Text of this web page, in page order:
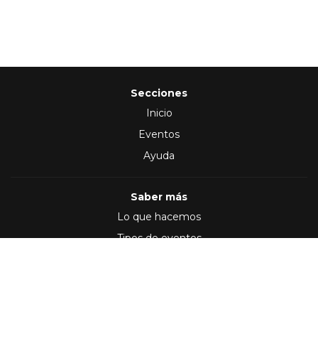
Secciones
Inicio
Eventos
Ayuda
Saber más
Lo que hacemos
Tipos de eventos